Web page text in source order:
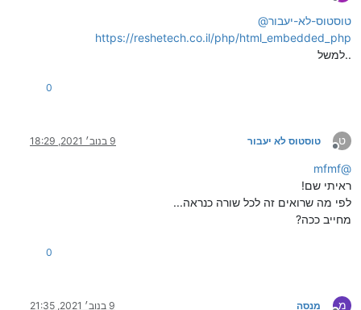
מנותק
@טוסטוס-לא-יעבור
https://reshetech.co.il/php/html_embedded_php
למשל..
0
ט
מנותק
טוסטוס לא יעבור 9 בנוב׳ 2021, 18:29
@
mfmf
ראיתי שם!
לפי מה שרואים זה לכל שורה כנראה...
מחייב ככה?
0
מ מנסה 9 בנוב׳ 2021, 21:35